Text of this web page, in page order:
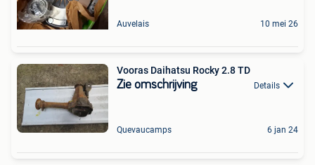
Auvelais 10 mei 26
Vooras Daihatsu Rocky 2.8 TD
Zie omschrijving Details
Quevaucamps 6 jan 24